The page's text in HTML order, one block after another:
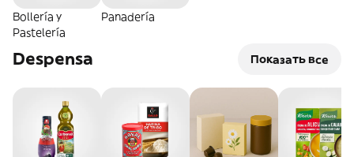
Bollería y
Pastelería
Panadería
Despensa Показать все